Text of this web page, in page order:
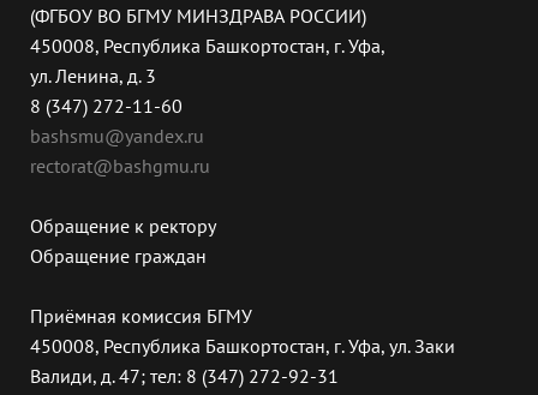
(ФГБОУ ВО БГМУ МИНЗДРАВА РОССИИ)
450008, Республика Башкортостан, г. Уфа,
ул. Ленина, д. 3
8 (347) 272-11-60
bashsmu@yandex.ru
rectorat@bashgmu.ru
Обращение к ректору
Обращение граждан
Приёмная комиссия БГМУ
450008, Республика Башкортостан, г. Уфа, ул. Заки
Валиди, д. 47; тел: 8 (347) 272-92-31